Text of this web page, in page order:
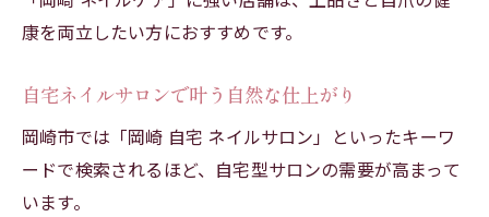
康を両立したい方におすすめです。
自宅ネイルサロンで叶う自然な仕上がり
岡崎市では「岡崎 自宅 ネイルサロン」といったキーワ
ードで検索されるほど、自宅型サロンの需要が高まって
います。